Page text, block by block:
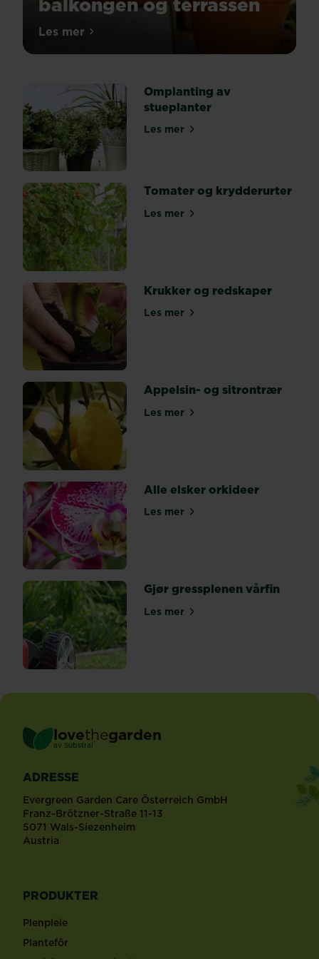
Middelhavet
blanding
av
hav,
sandstrender,
svaberg,
furuskog,
fjellandskap
og
enorme
olivenlunder.
Mange
middelhavsplanter
er
ideell
for
plante
i
potter,
slik
at
kan
ta...
Les merom Middelhavsfølelse på balkongen og
Omplanting av
stueplanter
Les merom Omplanting av
Tomater og krydderurter
Les merom Tomater og krydderurter
Krukker og redskaper
Les merom Krukker og redskaper
Appelsin- og sitrontrær
Les merom Appelsin- og sitrontrær
Alle elsker orkideer
Les merom Alle elsker orkideer
Gjør gressplenen vårfin
Les merom Gjør gressplenen vårfin
lovethegarden
av Substral ®
ADRESSE
Evergreen Garden Care Österreich GmbH
Franz-Brötzner-Straße 11-13
5071 Wals-Siezenheim
Austria
PRODUKTER
Plenpleie
Plantefôr